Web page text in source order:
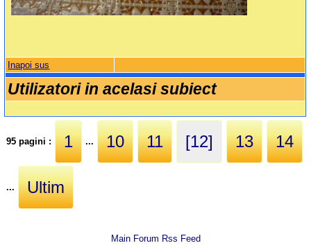
Inapoi sus
Utilizatori in acelasi subiect
95 pagini : 1 ... 10 11 [12] 13 14
... Ultim
Main Forum Rss Feed